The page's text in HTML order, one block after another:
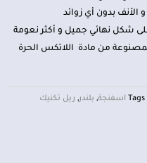
بدون أي زوائد
شكل نهائي جميل و أكثر نعومة
من مادة اللاتكس الحرة
Tags اسفنجة, بلندر, ريل تكنيك